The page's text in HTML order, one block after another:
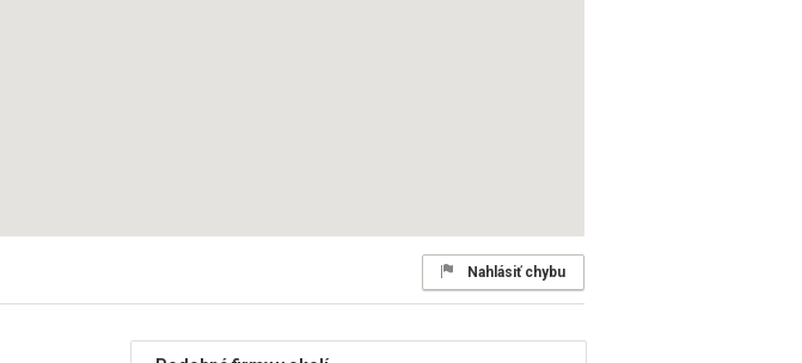
Nahlásiť chybu